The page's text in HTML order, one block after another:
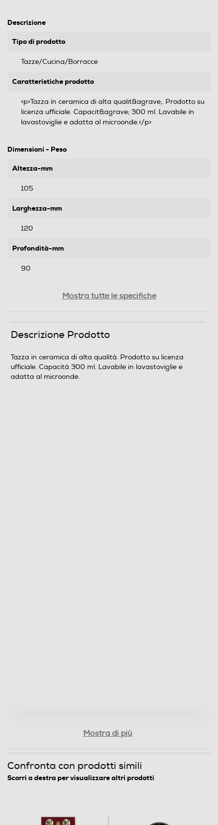
Descrizione
Tipo di prodotto
Tazze/Cucina/Borracce
Caratteristiche prodotto
<p>Tazza in ceramica di alta qualit&agrave;. Prodotto su
licenza ufficiale. Capacit&agrave; 300 ml. Lavabile in
lavastoviglie e adatta al microonde.</p>
Dimensioni - Peso
Altezza-mm
105
Larghezza-mm
120
Profondità-mm
90
Informazioni sulla sicurezza del prodotto
Clicca qui
Mostra tutte le specifiche
Descrizione Prodotto
Tazza in ceramica di alta qualità. Prodotto su licenza
ufficiale. Capacità 300 ml. Lavabile in lavastoviglie e
adatta al microonde.
Mostra di più
Confronta con prodotti simili
Scorri a destra per visualizzare altri prodotti